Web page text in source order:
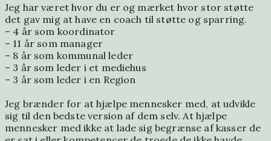
Jeg har været hvor du er og mærket hvor stor støtte
det gav mig at have en coach til støtte og sparring.
– 4 år som koordinator
– 11 år som manager
– 8 år som kommunal leder
– 3 år som leder i et mediehus
– 3 år som leder i en Region
Jeg brænder for at hjælpe mennesker med, at udvikle
sig til den bedste version af dem selv. At hjælpe
mennesker med ikke at lade sig begrænse af kasser de